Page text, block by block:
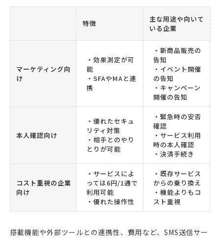
特徴
主な用途や向いて
いる企業
マーケティング向
け
・効果測定が可
能
・SFAやMAと連
携
・新商品販売の
告知
・イベント開催
の告知
・キャンペーン
開催の告知
本人確認向け
・優れたセキュ
リティ対策
・相手とのやり
とりが可能
・緊急時の安否
確認
・サービス利用
時の本人確認
・決済手続き
コスト重視の企業
向け
・サービスによ
っては6円/1通で
利用可能
・優れた操作性
・既存サービス
からの乗り換え
・機能よりもコ
スト重視
搭載機能や外部ツールとの連携性、費用など、SMS送信サー